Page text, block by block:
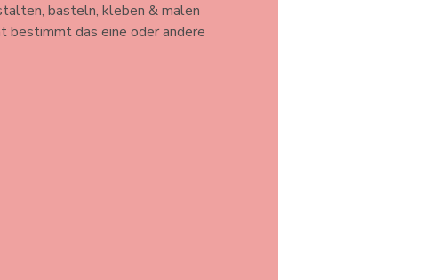
basteln, kleben & malen
bestimmt das eine oder andere